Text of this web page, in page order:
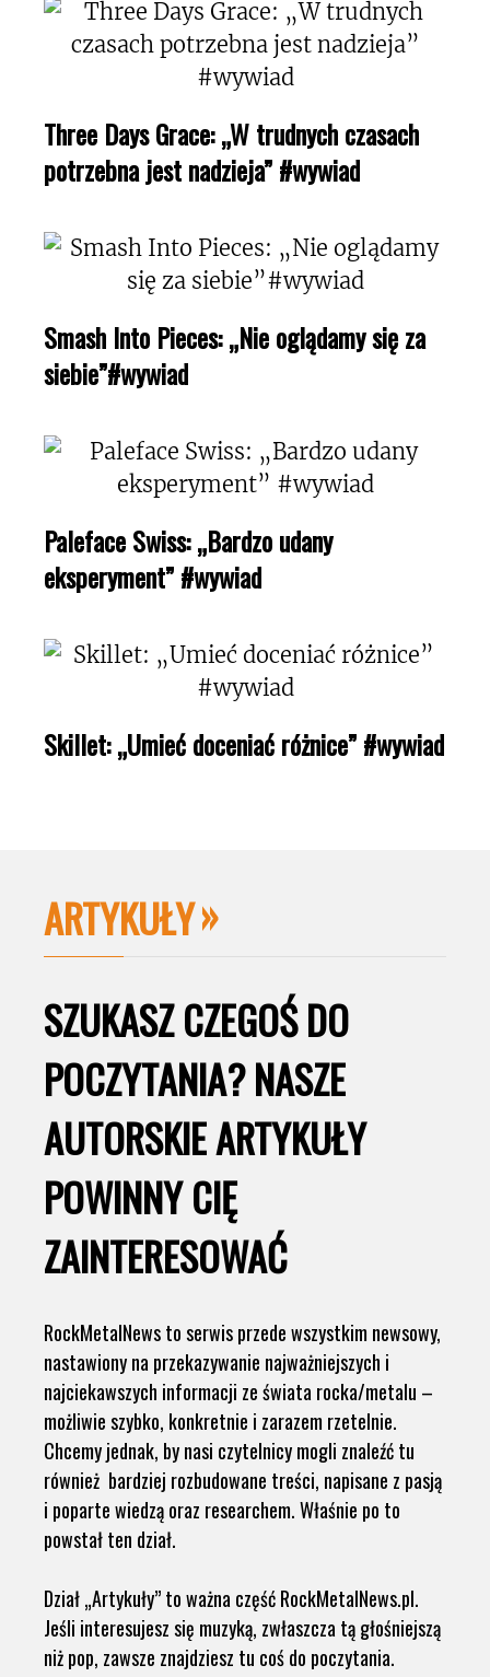
Three Days Grace: „W trudnych czasach
potrzebna jest nadzieja” #wywiad
Smash Into Pieces: „Nie oglądamy się za
siebie”#wywiad
Paleface Swiss: „Bardzo udany
eksperyment” #wywiad
Skillet: „Umieć doceniać różnice” #wywiad
ARTYKUŁY
SZUKASZ CZEGOŚ DO
POCZYTANIA? NASZE
AUTORSKIE ARTYKUŁY
POWINNY CIĘ
ZAINTERESOWAĆ
RockMetalNews to serwis przede wszystkim newsowy,
nastawiony na przekazywanie najważniejszych i
najciekawszych informacji ze świata rocka/metalu –
możliwie szybko, konkretnie i zarazem rzetelnie.
Chcemy jednak, by nasi czytelnicy mogli znaleźć tu
również bardziej rozbudowane treści, napisane z pasją
i poparte wiedzą oraz researchem. Właśnie po to
powstał ten dział.
Dział „Artykuły” to ważna część RockMetalNews.pl.
Jeśli interesujesz się muzyką, zwłaszcza tą głośniejszą
niż pop, zawsze znajdziesz tu coś do poczytania.